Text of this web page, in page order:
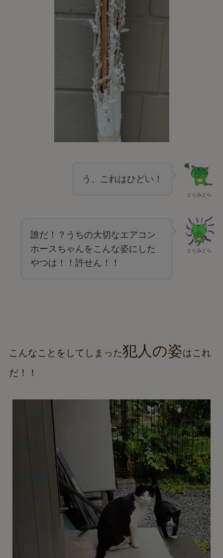
とりみどら
う、これはひどい！
とりみどら
誰だ！？うちの大切なエアコン
ホースちゃんをこんな姿にした
やつは！！許せん！！
こんなことをしてしまった犯人の姿はこれ
だ！！